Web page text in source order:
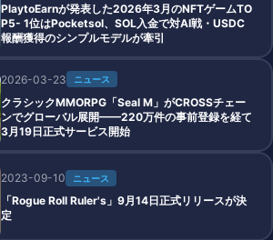
PlaytoEarnが発表した2026年3月のNFTゲームTO
P5- 1位はPocketsol、SOL入金で対AI戦・USDC
報酬獲得のシンプルモデルが牽引
2026-03-23 ニュース
クラシックMMORPG「Seal M」がCROSSチェー
ンでグローバル展開——220万件の事前登録を経て
3月19日正式サービス開始
2023-09-10 ニュース
「Rogue Roll Ruler's」9月14日正式リリースが決
定